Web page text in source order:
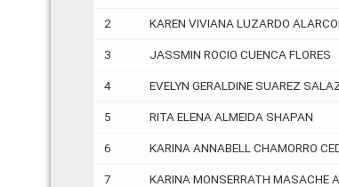
2 KAREN VIVIANA LUZARDO
3 JASSMIN ROCIO CUENCA FLORES
4 EVELYN GERALDINE SUAREZ
5 RITA ELENA ALMEIDA SHAPAN
6 KARINA ANNABELL CHAMORRO
7 KARINA MONSERRATH MASACHE